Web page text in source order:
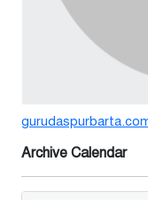
Archive Calendar